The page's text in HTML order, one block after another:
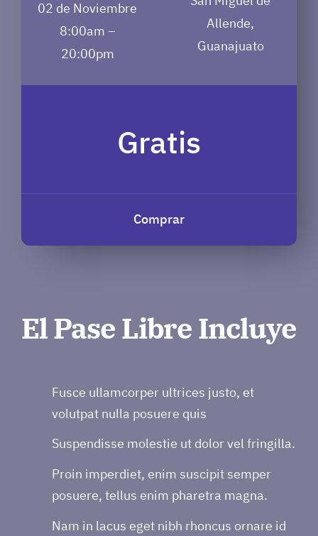
02 de Noviembre
8:00am –
20:00pm
Allende,
Guanajuato
Gratis
Comprar
El Pase Libre Incluye
Fusce ullamcorper ultrices justo, et
volutpat nulla posuere quis
Suspendisse molestie ut dolor vel fringilla.
Proin imperdiet, enim suscipit semper
posuere, tellus enim pharetra magna.
Nam in lacus eget nibh rhoncus ornare id